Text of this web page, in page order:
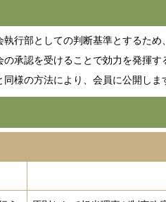
行部としての判断基準とするた
承認を受けることで効力を発揮す
様の方法により、会員に公開しま